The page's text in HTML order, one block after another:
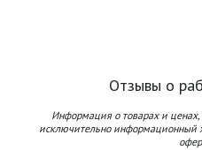
Отзывы о
Информация о товарах и ценах,
исключительно информационный